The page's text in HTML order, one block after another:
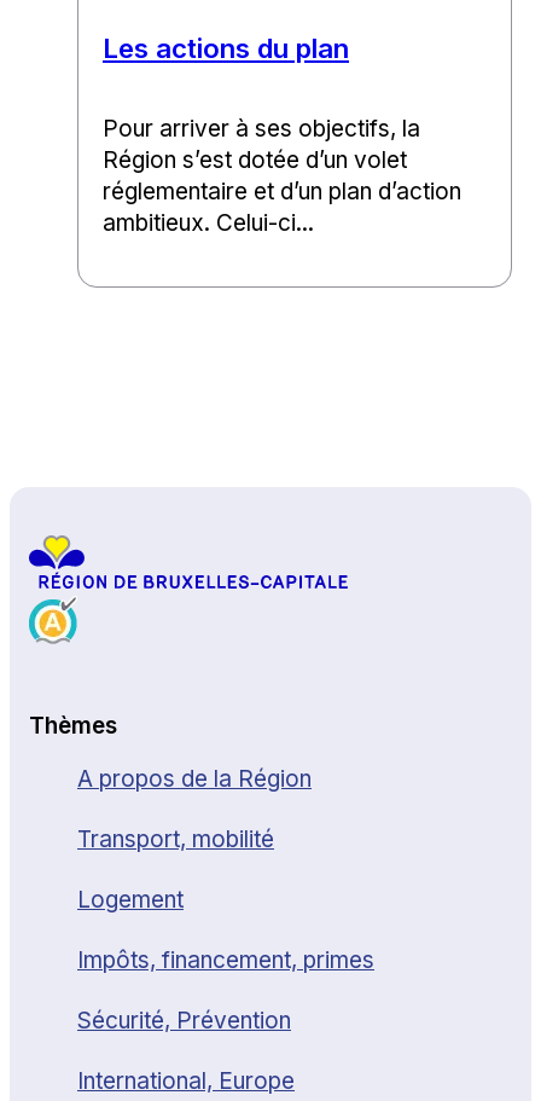
Les actions du plan
Pour arriver à ses objectifs, la
Région s’est dotée d’un volet
réglementaire et d’un plan d’action
ambitieux. Celui-ci...
Thèmes
A propos de la Région
Transport, mobilité
Logement
Impôts, financement, primes
Sécurité, Prévention
International, Europe